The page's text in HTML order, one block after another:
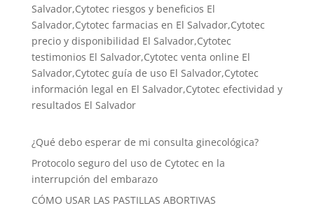
Salvador,Cytotec riesgos y beneficios El
Salvador,Cytotec farmacias en El Salvador,Cytotec
precio y disponibilidad El Salvador,Cytotec
testimonios El Salvador,Cytotec venta online El
Salvador,Cytotec guía de uso El Salvador,Cytotec
información legal en El Salvador,Cytotec efectividad y
resultados El Salvador
¿Qué debo esperar de mi consulta ginecológica?
Protocolo seguro del uso de Cytotec en la
interrupción del embarazo
CÓMO USAR LAS PASTILLAS ABORTIVAS